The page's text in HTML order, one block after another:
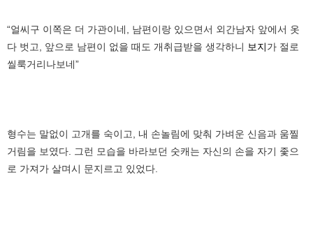
“얼씨구 이쪽은 더 가관이네, 남편이랑 있으면서 외간남자 앞에서 옷
다 벗고, 앞으로 남편이 없을 때도 개취급받을 생각하니 보지가 절로
씰룩거리나보네”
형수는 말없이 고개를 숙이고, 내 손놀림에 맞춰 가벼운 신음과 움찔
거림을 보였다. 그런 모습을 바라보던 숫캐는 자신의 손을 자기 좇으
로 가져가 살며시 문지르고 있었다.